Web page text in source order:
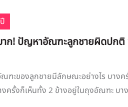
มาก! ปัญหาอัณฑะลูกชายผิดปก
ณฑะของลูกชายมีลักษณะอย่างไร บางค
ครั้งก็เห็นทั้ง 2 ข้างอยู่ในถุงอัณฑะ บ